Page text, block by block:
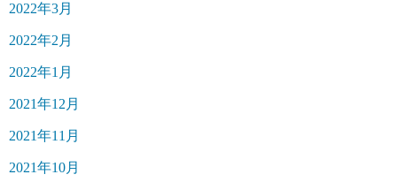
2022年3月
2022年2月
2022年1月
2021年12月
2021年11月
2021年10月